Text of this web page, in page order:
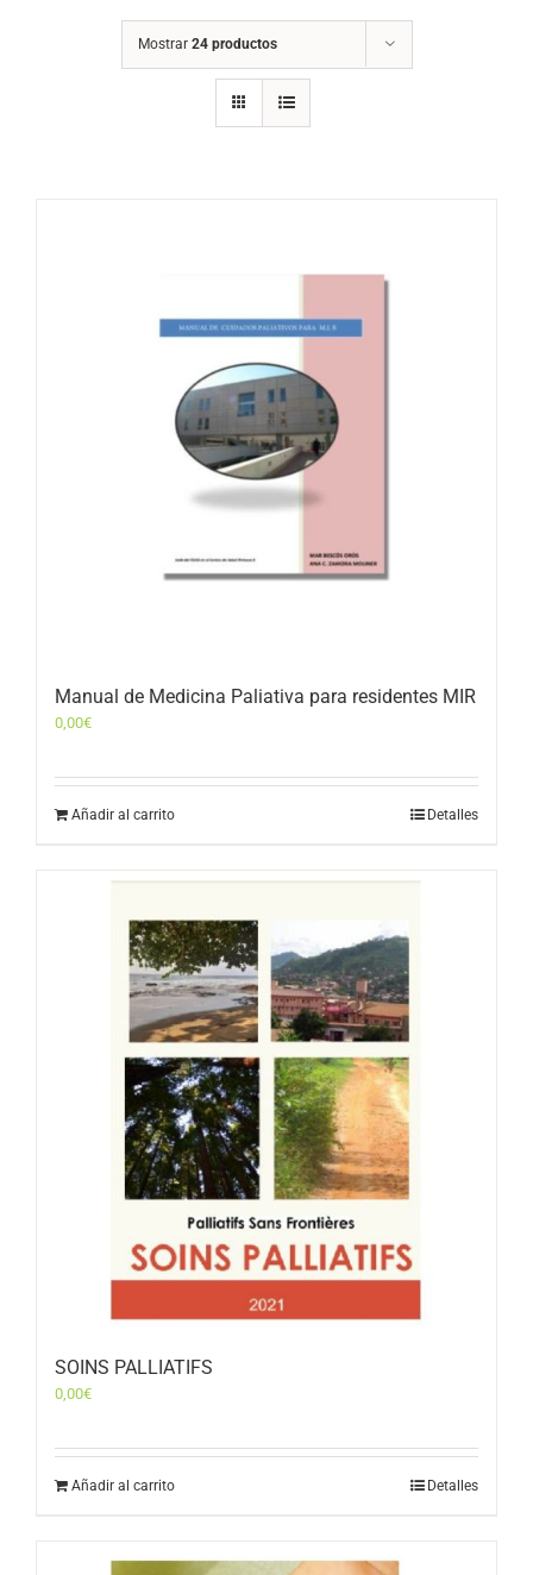
Mostrar 24 productos
Manual de Medicina Paliativa para residentes MIR
0,00€
Añadir al carrito Detalles
SOINS PALLIATIFS
0,00€
Añadir al carrito Detalles